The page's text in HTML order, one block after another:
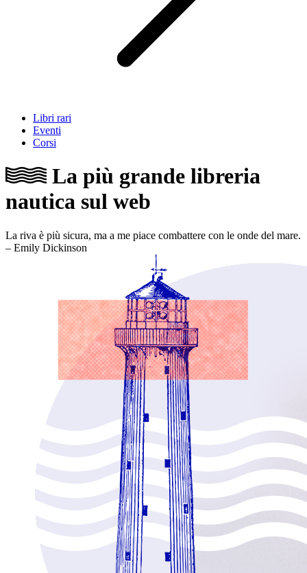
Libri rari
Eventi
Corsi
La più grande libreria
nautica sul web
La riva è più sicura, ma a me piace combattere con le onde del mare.
– Emily Dickinson